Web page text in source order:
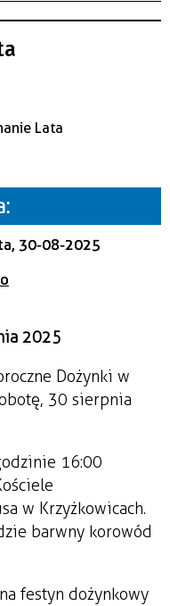
30-08-2025
2025
Dożynki w
30 sierpnia
16:00
w Krzyżkowicach.
barwny korowód
festyn dożynkowy